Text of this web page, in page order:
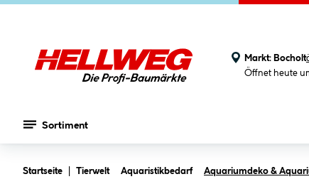
Markt: Bocholt
Öffnet heute
Sortiment
Startseite Tierwelt Aquaristikbedarf Aquariumdeko &